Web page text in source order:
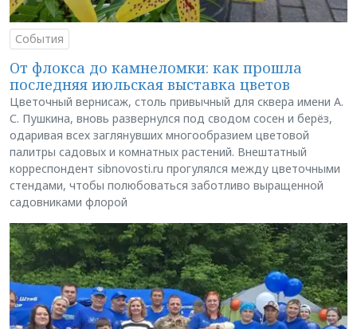
События
От флокса до камнеломки: как прошла
последняя июльская выставка цветов
Цветочный вернисаж, столь привычный для сквера имени А.
С. Пушкина, вновь развернулся под сводом сосен и берёз,
одаривая всех заглянувших многообразием цветовой
палитры садовых и комнатных растений. Внештатный
корреспондент sibnovosti.ru прогулялся между цветочными
стендами, чтобы полюбоваться заботливо выращенной
садовниками флорой